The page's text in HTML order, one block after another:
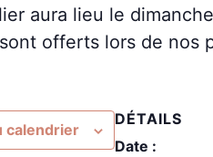
aura lieu le
offerts lors de nos
calendrier
DÉTAILS
Date :